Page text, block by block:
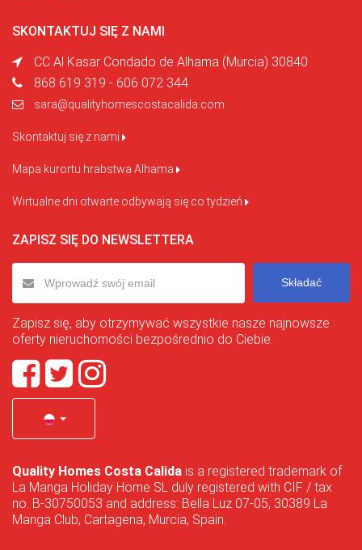
SKONTAKTUJ SIĘ Z NAMI
CC Al Kasar Condado de Alhama (Murcia) 30840
868 619 319 - 606 072 344
sara@qualityhomescostacalida.com
Skontaktuj się z nami
Mapa kurortu hrabstwa Alhama
Wirtualne dni otwarte odbywają się co tydzień
ZAPISZ SIĘ DO NEWSLETTERA
Składać
Zapisz się, aby otrzymywać wszystkie nasze najnowsze
oferty nieruchomości bezpośrednio do Ciebie.
Quality Homes Costa Calida is a registered trademark of
La Manga Holiday Home SL duly registered with CIF / tax
no. B-30750053 and address: Bella Luz 07-05, 30389 La
Manga Club, Cartagena, Murcia, Spain.